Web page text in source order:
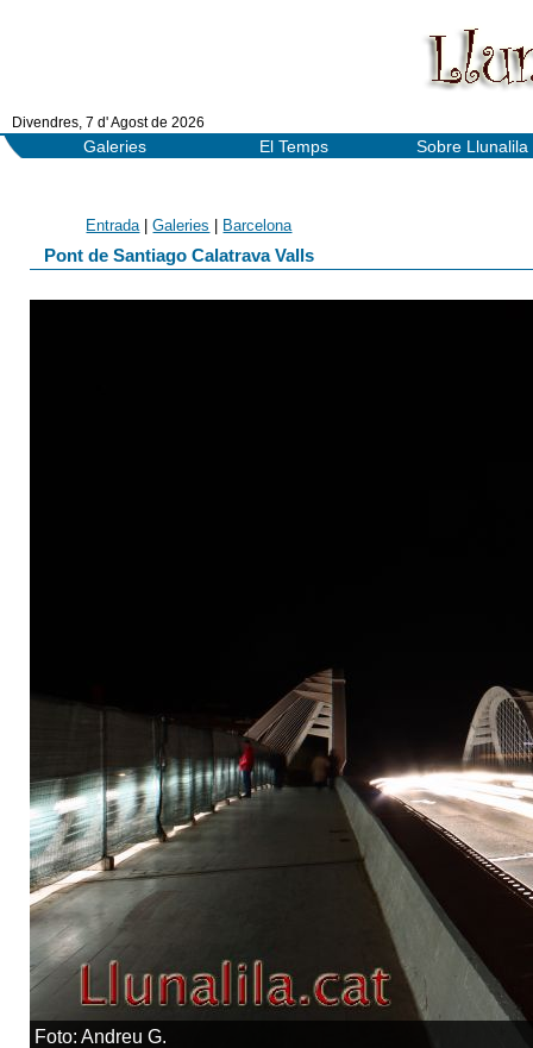
Divendres, 7 d' Agost de 2026
Galeries El Temps Sobre Llunalila
Entrada|Galeries Barcelona
Pont de Santiago Calatrava Valls
Foto: Andreu G.